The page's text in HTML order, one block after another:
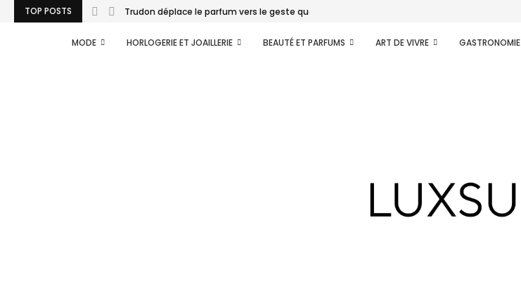
TOP POSTS Trudon déplace le parfum vers le geste quotidien
MODE HORLOGERIE ET JOAILLERIE BEAUTÉ ET PARFUMS ART DE VIVRE GASTRONOMIE